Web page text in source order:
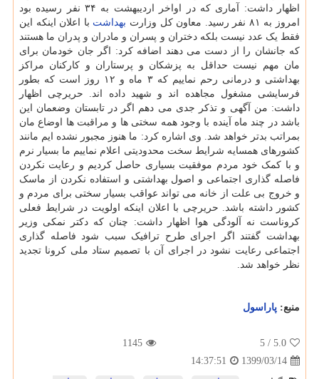
اظهار داشت: آماری که در اواخر اردیبهشت به ۳۴ نفر رسیده بود
امروز به ۸۱ نفر رسید. معاون کل وزارت
بهداشت با اعلان اینکه این
فقط یک عدد نیست بلکه دختران و پسران و مادران و پدران ما هستند
که جانشان را از دست می دهند اضافه کرد: اگر جان خودمان برای
مان مهم نیست حداقل به پزشکان و پرستاران و کارکنان مراکز
بهداشتی و درمانی رحم نماییم که ۳ ماه و ۱۲ روز است که بطور
فرسایشی مشغول مجاهده اند و شهید داده اند. حریرچی اظهار
داشت: من آگهی و تذکر جدی می دهم اگر در تابستان وضعمان این
باشد در چند ماه آینده با وجود همه سختی ها و مراقبت ها اوضاع مان
بمراتب بدتر خواهد شد. وی اشاره کرد: ما هنوز مجبور نشده ایم مانند
کشورهای همسایه شرایط سخت محدودیتی اعلام نماییم ما بسیار نرم
و با کمک خود مردم موفقیت بسیاری حاصل کردیم و رعایت نکردن
فاصله گذاری اجتماعی و اصول بهداشتی و استفاده نکردن از ماسک
و خروج بی علت از خانه می تواند عواقب بسیار سختی برای مردم و
کشور داشته باشد. حریرچی با اعلان اینکه اولویت در شرایط فعلی
کروناست نه آلودگی هوا اظهار داشت: چنان که دکتر نمکی وزیر
بهداشت گفتند اگر اجرای طرح ترافیک سبب شود فاصله گذاری
اجتماعی رعایت نشود در اجرای آن با تصمیم ستاد ملی کرونا تجدید
نظر خواهد شد.
منبع: پاراسول
5.0
/ 5
1145
1399/03/14
14:37:51